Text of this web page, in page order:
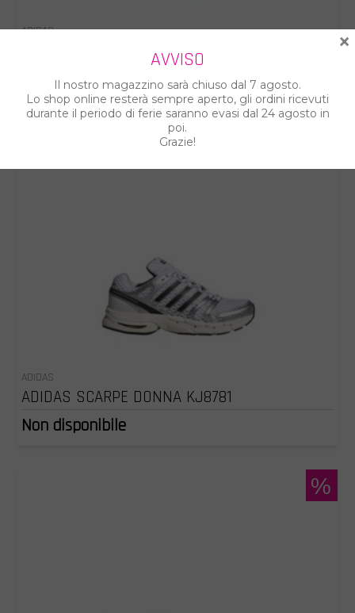
ADIDAS
ADIDAS SCARPE DONNA KJ8783
€ 88.00
€ 110.00
ADIDAS
ADIDAS SCARPE DONNA KJ8781
Non disponibile
%
AVVISO
Il nostro magazzino sarà chiuso dal 7 agosto.
Lo shop online resterà sempre aperto, gli ordini ricevuti
durante il periodo di ferie saranno evasi dal 24 agosto in
poi.
Grazie!
×